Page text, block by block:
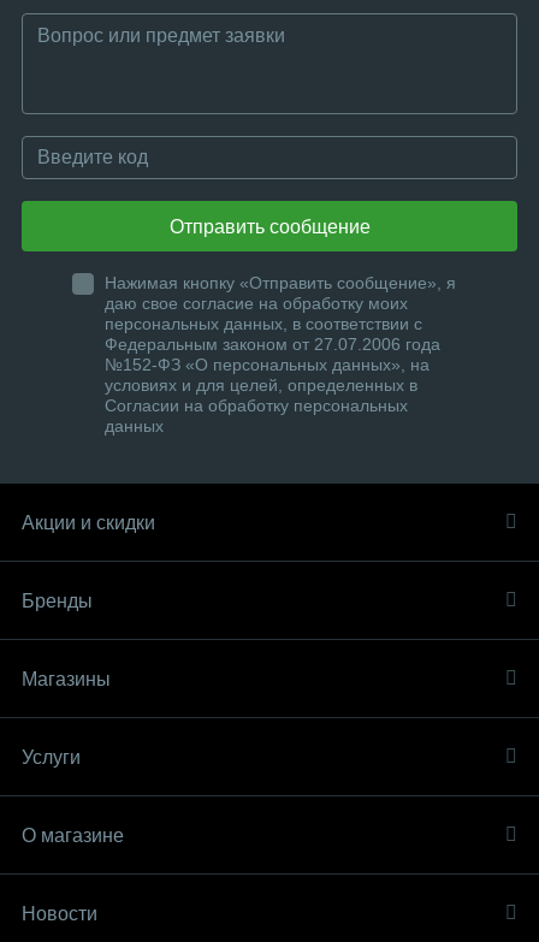
Отправить сообщение
Нажимая кнопку «Отправить сообщение», я
даю свое согласие на обработку моих
персональных данных, в соответствии с
Федеральным законом от 27.07.2006 года
№152-ФЗ «О персональных данных», на
условиях и для целей, определенных в
Согласии на обработку персональных
данных
Акции и скидки
Бренды
Магазины
Услуги
О магазине
Новости